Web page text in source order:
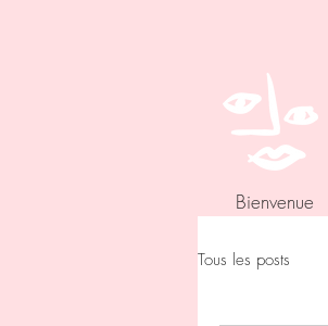
Bienvenue
Tous les posts